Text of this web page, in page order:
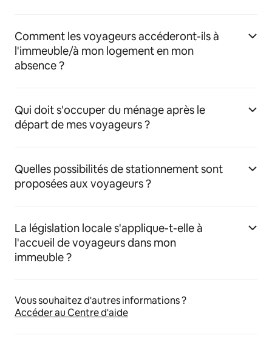
Comment les voyageurs accéderont-ils à
l'immeuble/à mon logement en mon
absence ?
Qui doit s'occuper du ménage après le
départ de mes voyageurs ?
Quelles possibilités de stationnement sont
proposées aux voyageurs ?
La législation locale s'applique-t-elle à
l'accueil de voyageurs dans mon
immeuble ?
Vous souhaitez d'autres informations ?
Accéder au Centre d'aide